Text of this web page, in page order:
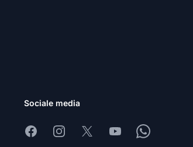
Sociale media
FacebookInstagram
X YoutubeWhatsapp